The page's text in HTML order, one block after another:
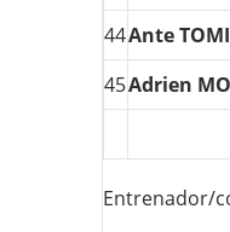
44Ante
45Adrien
Entrenador/